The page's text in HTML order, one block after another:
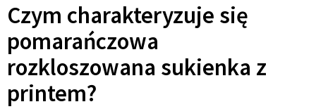
Czym charakteryzuje się
pomarańczowa
rozkloszowana sukienka z
printem?